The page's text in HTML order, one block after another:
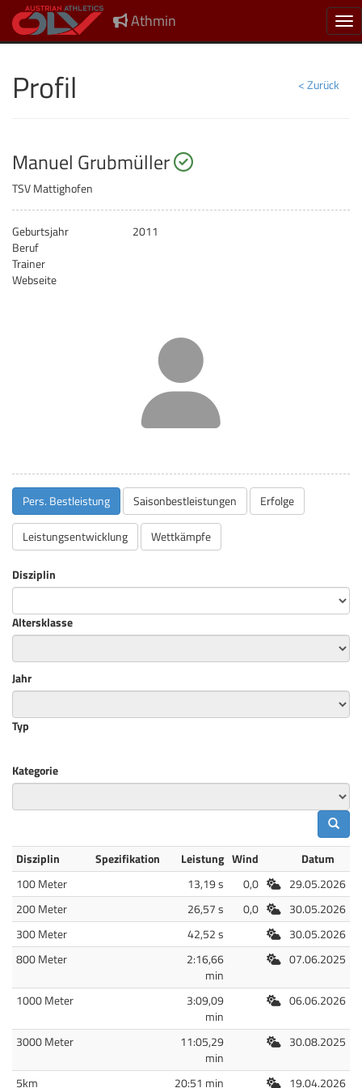
Athmin
< Zurück
Profil
Manuel Grubmüller startberechtigt
TSV Mattighofen
Geburtsjahr
2011
Beruf
Trainer
Webseite
Pers. Bestleistung Saisonbestleistungen Erfolge
Leistungsentwicklung Wettkämpfe
Disziplin
Altersklasse
Jahr
Typ
Kategorie
Disziplin Spezifikation Leistung Wind
Datum
100 Meter
13,19 s 0,0 Freiluft
29.05.2026
200 Meter
26,57 s 0,0 Freiluft
30.05.2026
300 Meter
42,52 s Freiluft
30.05.2026
800 Meter
2:16,66
min
Freiluft
07.06.2025
1000 Meter
3:09,09
min
Freiluft
06.06.2026
3000 Meter
11:05,29
min
Freiluft
30.08.2025
5km 20:51 min Freiluft
19.04.2026